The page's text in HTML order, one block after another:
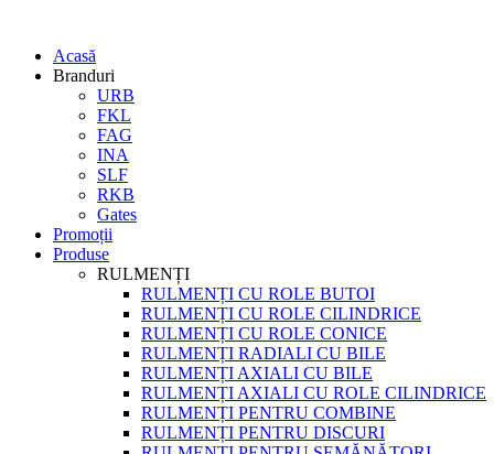
Acasă
Branduri
URB
FKL
FAG
INA
SLF
RKB
Gates
Promoții
Produse
RULMENȚI
RULMENȚI CU ROLE BUTOI
RULMENȚI CU ROLE CILINDRICE
RULMENȚI CU ROLE CONICE
RULMENȚI RADIALI CU BILE
RULMENȚI AXIALI CU BILE
RULMENȚI AXIALI CU ROLE CILINDRICE
RULMENȚI PENTRU COMBINE
RULMENȚI PENTRU DISCURI